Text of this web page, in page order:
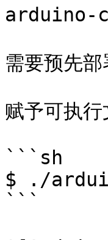
arduino-
需要预先
赋予可执
```sh
$ ./
```